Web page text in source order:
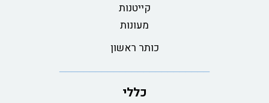
קייטנות
מעונות
כותר ראשון
כללי